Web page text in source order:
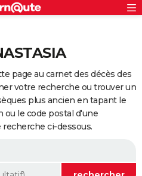
page au carnet des décès des
votre recherche ou trouver un
plus ancien en tapant le
le code postal d'une
ci-dessous.